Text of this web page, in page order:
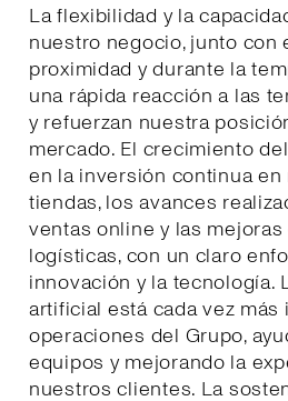
La flexibilidad y la
nuestro negocio, junto con
proximidad y durante la
una rápida reacción a las
y refuerzan nuestra
mercado. El crecimiento
en la inversión continua
tiendas, los avances
ventas online y las
logísticas, con un claro
innovación y la tecnología.
artificial está cada vez más
operaciones del Grupo,
equipos y mejorando la
nuestros clientes. La